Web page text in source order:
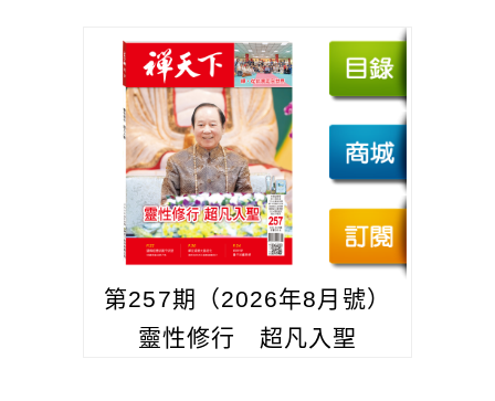
第257期（2026年8月號）
靈性修行 超凡入聖